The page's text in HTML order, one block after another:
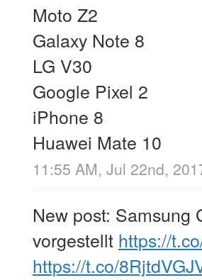
Moto Z2
Galaxy Note 8
LG V30
Google Pixel 2
iPhone 8
Huawei Mate 10
11:55 AM, Jul 22nd,
New post: Samsung
vorgestellt https://
https://t.co/